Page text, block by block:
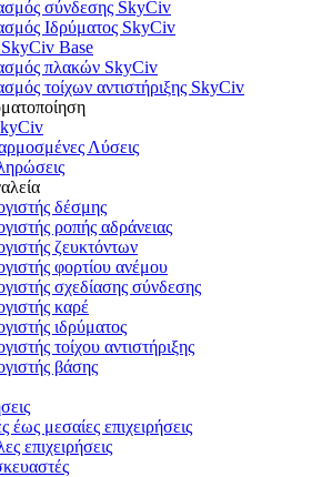
σύνδεσης SkyCiv
Ιδρύματος SkyCiv
Base
πλακών SkyCiv
τοίχων αντιστήριξης SkyCiv
Λύσεις
δέσμης
ροπής αδράνειας
ζευκτόντων
φορτίου ανέμου
σχεδίασης σύνδεσης
καρέ
ιδρύματος
τοίχου αντιστήριξης
βάσης
έως μεσαίες επιχειρήσεις
επιχειρήσεις